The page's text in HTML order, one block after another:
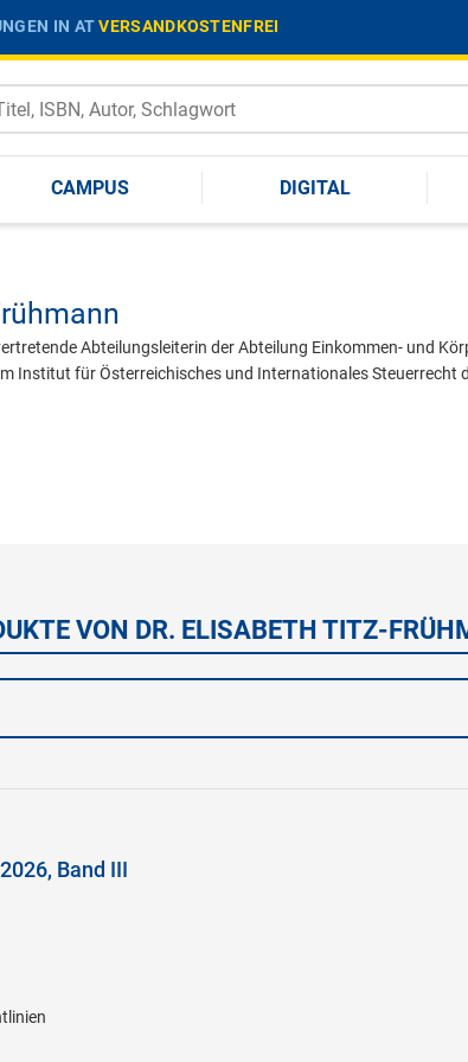
IN ATVERSANDKOSTENFREI
CAMPUS DIGITAL
Abteilungsleiterin der Abteilung Einkommen- und
Institut für Österreichisches und Internationales Steuerrecht
VON DR. ELISABETH TITZ-
Band III